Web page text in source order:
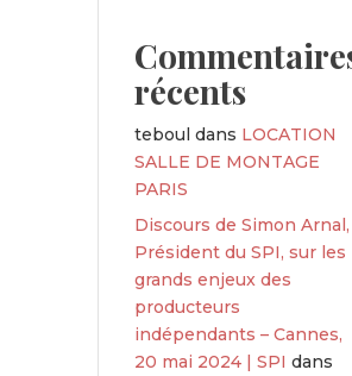
récents
teboul dans LOCATION
SALLE DE MONTAGE
PARIS
Discours de Simon Arnal,
Président du SPI, sur les
grands enjeux des
producteurs
indépendants – Cannes,
20 mai 2024 | SPI dans